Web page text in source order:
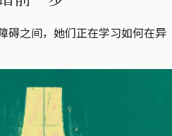
碍之间，她们正在学习如何在异